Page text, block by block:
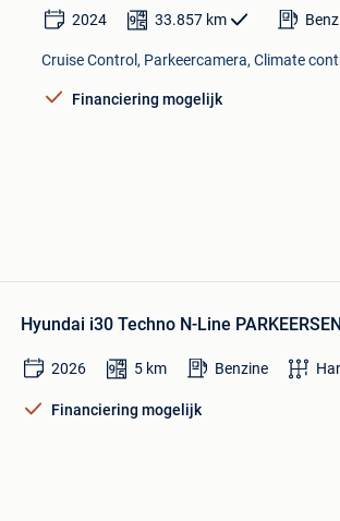
2024 33.857 km
Cruise Control, Parkeercamera, Climate
Financiering mogelijk
Hyundai i30 Techno N-Line
2026 5 km Benzine
Financiering mogelijk